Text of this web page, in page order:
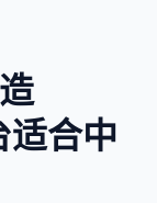
合中